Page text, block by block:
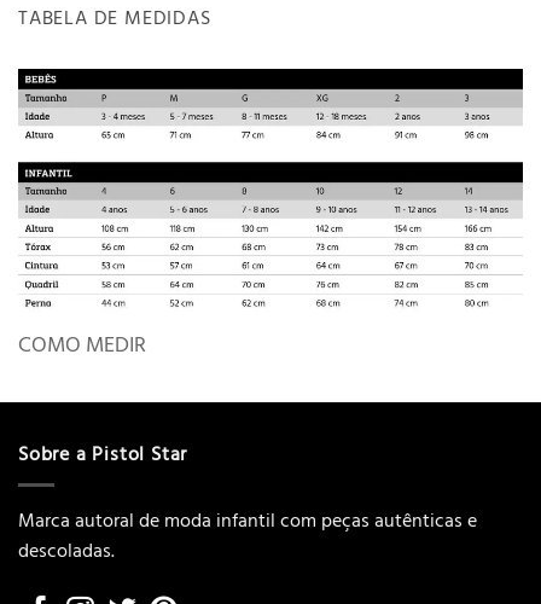
TABELA DE MEDIDAS
COMO MEDIR
Sobre a Pistol Star
Marca autoral de moda infantil com peças autênticas e
descoladas.